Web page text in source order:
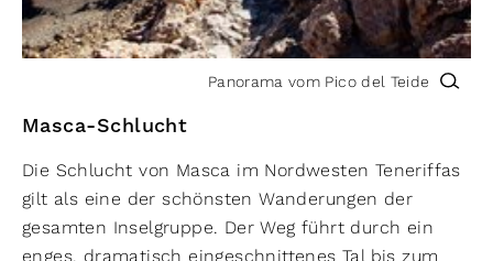
Panorama vom Pico del Teide
Masca-Schlucht
Die Schlucht von Masca im Nordwesten Teneriffas
gilt als eine der schönsten Wanderungen der
gesamten Inselgruppe. Der Weg führt durch ein
enges, dramatisch eingeschnittenes Tal bis zum